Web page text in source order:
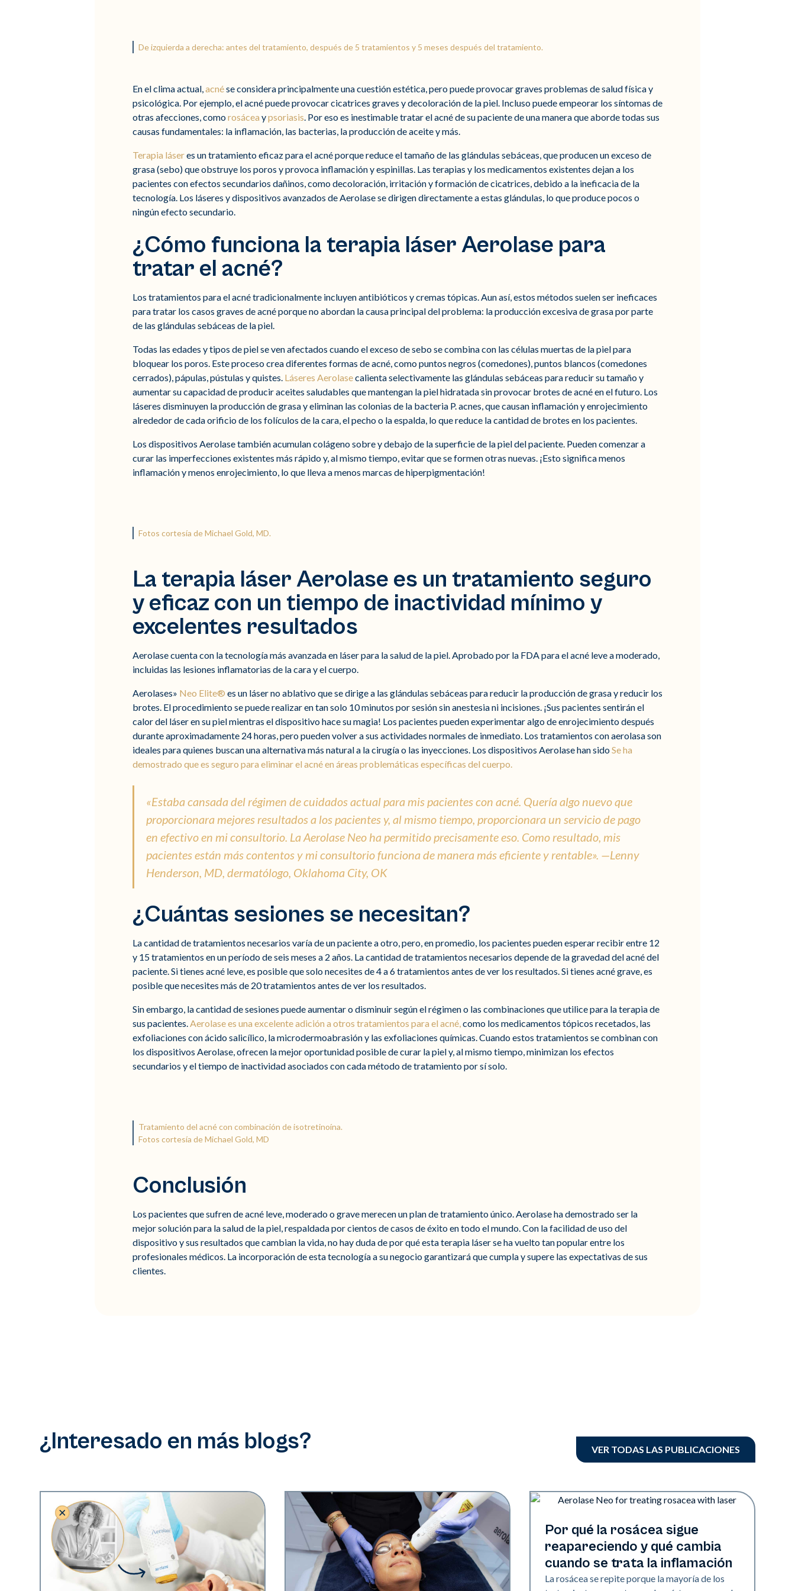
De izquierda a derecha: antes del tratamiento, después de 5 tratamientos y 5 meses después del tratamiento.
En el clima actual,acnése considera principalmente una cuestión estética, pero puede provocar graves problemas de salud física y
psicológica. Por ejemplo, el acné puede provocar cicatrices graves y decoloración de la piel. Incluso puede empeorar los síntomas de
otras afecciones, comorosácea ypsoriasis. Por eso es inestimable tratar el acné de su paciente de una manera que aborde todas sus
causas fundamentales: la inflamación, las bacterias, la producción de aceite y más.
Terapia láseres un tratamiento eficaz para el acné porque reduce el tamaño de las glándulas sebáceas, que producen un exceso de
grasa (sebo) que obstruye los poros y provoca inflamación y espinillas. Las terapias y los medicamentos existentes dejan a los
pacientes con efectos secundarios dañinos, como decoloración, irritación y formación de cicatrices, debido a la ineficacia de la
tecnología. Los láseres y dispositivos avanzados de Aerolase se dirigen directamente a estas glándulas, lo que produce pocos o
ningún efecto secundario.
¿Cómo funciona la terapia láser Aerolase para
tratar el acné?
Los tratamientos para el acné tradicionalmente incluyen antibióticos y cremas tópicas. Aun así, estos métodos suelen ser ineficaces
para tratar los casos graves de acné porque no abordan la causa principal del problema: la producción excesiva de grasa por parte
de las glándulas sebáceas de la piel.
Todas las edades y tipos de piel se ven afectados cuando el exceso de sebo se combina con las células muertas de la piel para
bloquear los poros. Este proceso crea diferentes formas de acné, como puntos negros (comedones), puntos blancos (comedones
cerrados), pápulas, pústulas y quistes. Láseres Aerolasecalienta selectivamente las glándulas sebáceas para reducir su tamaño y
aumentar su capacidad de producir aceites saludables que mantengan la piel hidratada sin provocar brotes de acné en el futuro. Los
láseres disminuyen la producción de grasa y eliminan las colonias de la bacteria P. acnes, que causan inflamación y enrojecimiento
alrededor de cada orificio de los folículos de la cara, el pecho o la espalda, lo que reduce la cantidad de brotes en los pacientes.
Los dispositivos Aerolase también acumulan colágeno sobre y debajo de la superficie de la piel del paciente. Pueden comenzar a
curar las imperfecciones existentes más rápido y, al mismo tiempo, evitar que se formen otras nuevas. ¡Esto significa menos
inflamación y menos enrojecimiento, lo que lleva a menos marcas de hiperpigmentación!
Fotos cortesía de Michael Gold, MD.
La terapia láser Aerolase es un tratamiento seguro
y eficaz con un tiempo de inactividad mínimo y
excelentes resultados
Aerolase cuenta con la tecnología más avanzada en láser para la salud de la piel. Aprobado por la FDA para el acné leve a moderado,
incluidas las lesiones inflamatorias de la cara y el cuerpo.
Aerolases» Neo Elite® es un láser no ablativo que se dirige a las glándulas sebáceas para reducir la producción de grasa y reducir los
brotes. El procedimiento se puede realizar en tan solo 10 minutos por sesión sin anestesia ni incisiones. ¡Sus pacientes sentirán el
calor del láser en su piel mientras el dispositivo hace su magia! Los pacientes pueden experimentar algo de enrojecimiento después
durante aproximadamente 24 horas, pero pueden volver a sus actividades normales de inmediato. Los tratamientos con aerolasa son
ideales para quienes buscan una alternativa más natural a la cirugía o las inyecciones. Los dispositivos Aerolase han sidoSe ha
demostrado que es seguro para eliminar el acné en áreas problemáticas específicas del cuerpo.
«Estaba cansada del régimen de cuidados actual para mis pacientes con acné. Quería algo nuevo que
proporcionara mejores resultados a los pacientes y, al mismo tiempo, proporcionara un servicio de pago
en efectivo en mi consultorio. La Aerolase Neo ha permitido precisamente eso. Como resultado, mis
pacientes están más contentos y mi consultorio funciona de manera más eficiente y rentable». —Lenny
Henderson, MD, dermatólogo, Oklahoma City, OK
¿Cuántas sesiones se necesitan?
La cantidad de tratamientos necesarios varía de un paciente a otro, pero, en promedio, los pacientes pueden esperar recibir entre 12
y 15 tratamientos en un período de seis meses a 2 años. La cantidad de tratamientos necesarios depende de la gravedad del acné del
paciente. Si tienes acné leve, es posible que solo necesites de 4 a 6 tratamientos antes de ver los resultados. Si tienes acné grave, es
posible que necesites más de 20 tratamientos antes de ver los resultados.
Sin embargo, la cantidad de sesiones puede aumentar o disminuir según el régimen o las combinaciones que utilice para la terapia de
sus pacientes.Aerolase es una excelente adición a otros tratamientos para el acné,como los medicamentos tópicos recetados, las
exfoliaciones con ácido salicílico, la microdermoabrasión y las exfoliaciones químicas. Cuando estos tratamientos se combinan con
los dispositivos Aerolase, ofrecen la mejor oportunidad posible de curar la piel y, al mismo tiempo, minimizan los efectos
secundarios y el tiempo de inactividad asociados con cada método de tratamiento por sí solo.
Tratamiento del acné con combinación de isotretinoína.
Fotos cortesía de Michael Gold, MD
Conclusión
Los pacientes que sufren de acné leve, moderado o grave merecen un plan de tratamiento único. Aerolase ha demostrado ser la
mejor solución para la salud de la piel, respaldada por cientos de casos de éxito en todo el mundo. Con la facilidad de uso del
dispositivo y sus resultados que cambian la vida, no hay duda de por qué esta terapia láser se ha vuelto tan popular entre los
profesionales médicos. La incorporación de esta tecnología a su negocio garantizará que cumpla y supere las expectativas de sus
clientes.
¿Interesado en más blogs? VER TODAS LAS PUBLICACIONES
Salud de la piel
Por qué la rosácea sigue
reapareciendo y qué cambia
cuando se trata la inflamación
La rosácea se repite porque la mayoría de los